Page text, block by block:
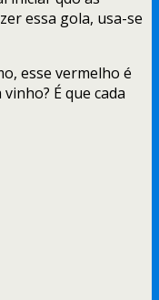
essa gola, usa-se
esse vermelho é
É que cada